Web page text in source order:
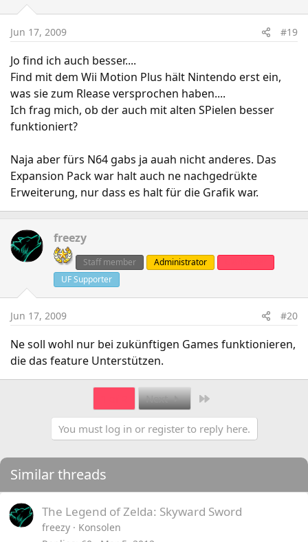
Jun 17, 2009 #19
Jo find ich auch besser....
Find mit dem Wii Motion Plus hält Nintendo erst ein,
was sie zum Rlease versprochen haben....
Ich frag mich, ob der auch mit alten SPielen besser
funktioniert?
Naja aber fürs N64 gabs ja auah nicht anderes. Das
Expansion Pack war halt auch ne nachgedrükte
Erweiterung, nur dass es halt für die Grafik war.
freezy
Staff member Administrator
UF Supporter
Jun 17, 2009 #20
Ne soll wohl nur bei zukünftigen Games funktionieren,
die das feature Unterstützen.
Next
You must log in or register to reply here.
Similar threads
The Legend of Zelda: Skyward Sword
freezy
Konsolen